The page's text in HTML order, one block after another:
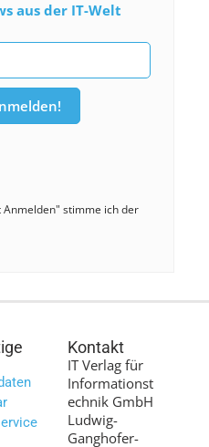
aus der IT-Welt
Anmelden" stimme ich der
Kontakt
IT Verlag für
Informationst
echnik GmbH
Ludwig-
Ganghofer-